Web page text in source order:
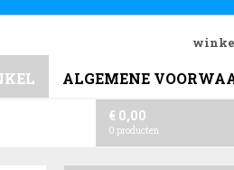
ALGEMENE
€ 0,00
0 producten